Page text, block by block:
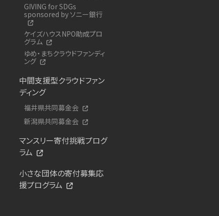
GIVING for SDGs
sponsored by ソニー銀行
ケイズハウスNPO助成プロ
グラム
ゆめ・まちクラウドファンディ
ング
中間支援型クラウドファン
ディング
福井県共同募金会
新潟県共同募金会
マンスリー寄付挑戦プログ
ラム
小さな団体の寄付募集応
援プログラム